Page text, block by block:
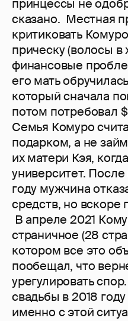
принцессы не
сказано. Местная
критиковать
прическу (волосы в
финансовые
его мать
который сначала
потом потребовал
Семья Комуро
подарком, а не
их матери Кэя,
университет. После
году мужчина
средств, но вскоре
В апреле 2021
страничное (28
котором все это
пообещал, что
урегулировать
свадьбы в 2018
именно с этой